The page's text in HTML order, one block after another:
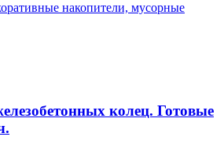
накопители, мусорные
колец. Готовые